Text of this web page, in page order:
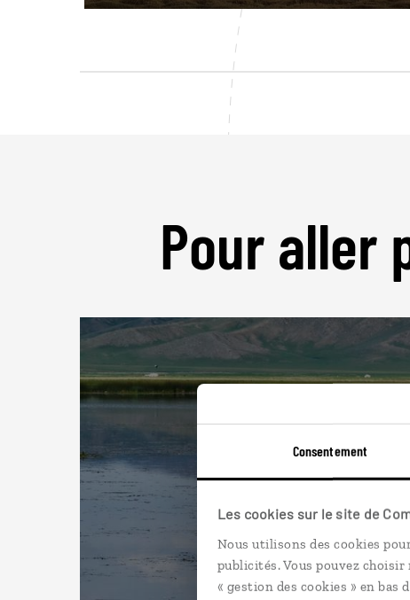
Consentement
Les cookies sur le site de
Nous utilisons des cookies
publicités. Vous pouvez
« gestion des cookies » en bas
Pour aller